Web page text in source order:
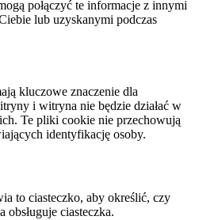
połączyć te informacje z innymi
lub uzyskanymi podczas
kluczowe znaczenie dla
i witryna nie będzie działać w
Te pliki cookie nie przechowują
identyfikację osoby.
to ciasteczko, aby określić, czy
ciasteczka.